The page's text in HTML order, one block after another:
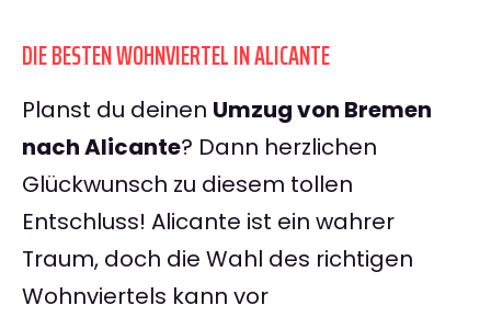
DIE BESTEN WOHNVIERTEL IN ALICANTE
Planst du deinen Umzug von Bremen
nach Alicante? Dann herzlichen
Glückwunsch zu diesem tollen
Entschluss! Alicante ist ein wahrer
Traum, doch die Wahl des richtigen
Wohnviertels kann vor